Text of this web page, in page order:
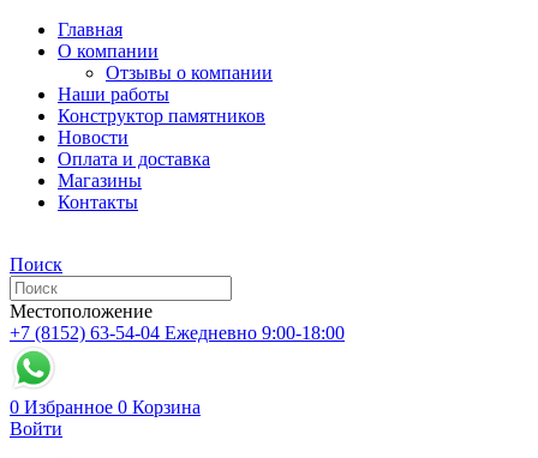
Главная
О компании
Отзывы о компании
Наши работы
Конструктор памятников
Новости
Оплата и доставка
Магазины
Контакты
Поиск
Местоположение
+7 (8152) 63-54-04 Ежедневно 9:00-18:00
0 Избранное 0 Корзина
Войти